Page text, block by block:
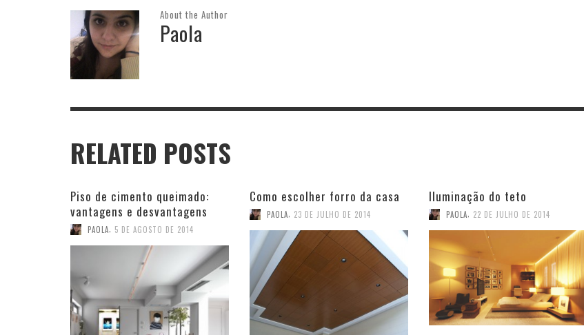
About the Author
Paola
RELATED POSTS
Piso de cimento queimado:
vantagens e desvantagens
PAOLA 5 DE AGOSTO DE 2014
Como escolher forro da casa
PAOLA 23 DE JULHO DE 2014
Iluminação do teto
PAOLA 22 DE JULHO DE 2014